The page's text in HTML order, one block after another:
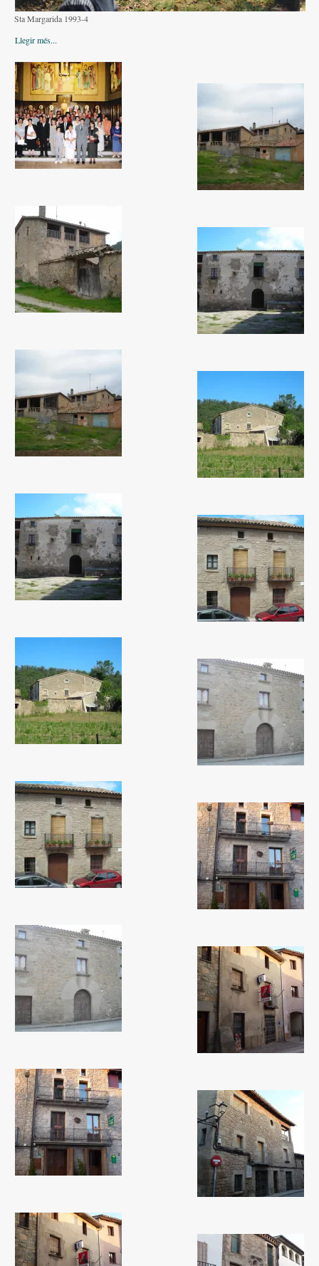
Altres festes
AGENDA
ON MENJAR I DORMIR
Cases rurals, agroturisme
RUTES
Miradors de la Comarca
CONTACTE
Sta Margarida 1993-4
Llegir més...